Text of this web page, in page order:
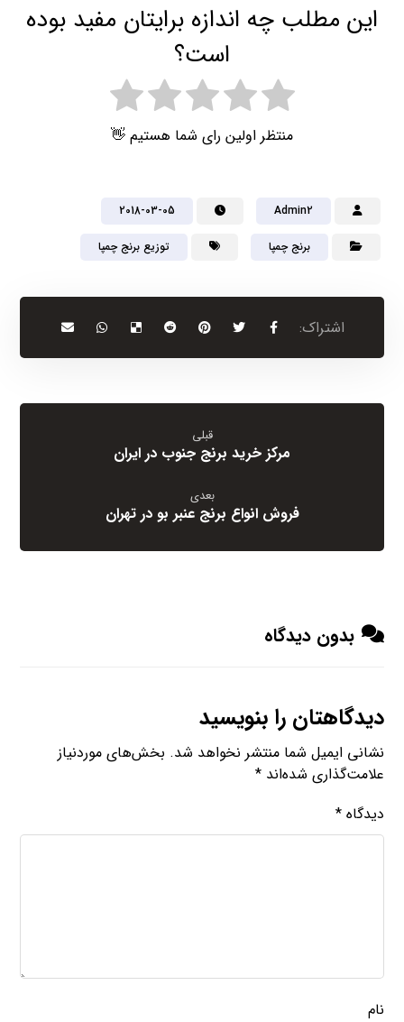
این مطلب چه اندازه برایتان مفید بوده
است؟
منتظر اولین رای شما هستیم 👋
Admin2
2018-03-05
برنج چمپا توزیع برنج چمپا
قبلی
مرکز خرید برنج جنوب در ایران
بعدی
فروش انواع برنج عنبر بو در تهران
بدون دیدگاه
دیدگاهتان را بنویسید
نشانی ایمیل شما منتشر نخواهد شد. بخش‌های موردنیاز
علامت‌گذاری شده‌اند*
دیدگاه*
نام